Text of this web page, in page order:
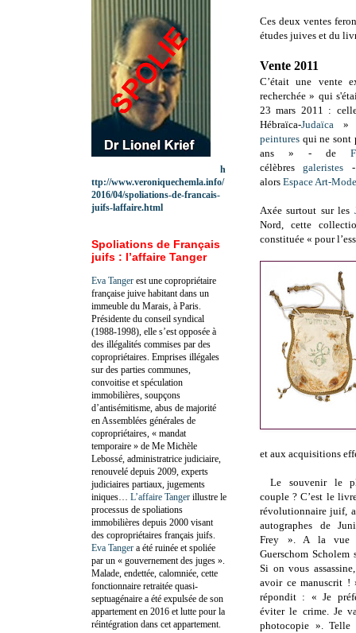
Ces deux ventes
études juives et du
Vente 2011
C’était une vente
recherchée » qui
23 mars 2011 :
Hébraïca-Judaïca »
peintures qui ne sont
ans » - de
célèbresgaleristes
alors Espace Art-Mode
Axée surtout sur les
Nord, cette
constituée « pour
et aux acquisitions
Le souvenir le
couple ? C’est le
révolutionnaire juif,
autographes de
Frey ». A la vue
Guerschom Scholem
Si on vous
avoir ce manuscrit
répondit : « Je
éviter le crime. Je
photocopie ». Telle
h
ttp://www.veroniquechemla.info/
2016/04/spoliations-de-francais-
juifs-laffaire.html
Spoliations de Français
juifs : l’affaire Tanger
Eva Tanger est une copropriétaire
française juive habitant dans un
immeuble du Marais, à Paris.
Présidente du conseil syndical
(1988-1998), elle s’est opposée à
des illégalités commises par des
copropriétaires. Emprises illégales
sur des parties communes,
convoitise et spéculation
immobilières, soupçons
d’antisémitisme, abus de majorité
en Assemblées générales de
copropriétaires, « mandat
temporaire » de Me Michèle
Lebossé, administratrice judiciaire,
renouvelé depuis 2009, experts
judiciaires partiaux, jugements
iniques… L’affaire Tanger illustre le
processus de spoliations
immobilières depuis 2000 visant
des copropriétaires français juifs.
Eva Tanger a été ruinée et spoliée
par un « gouvernement des juges ».
Malade, endettée, calomniée, cette
fonctionnaire retraitée quasi-
septuagénaire a été expulsée de son
appartement en 2016 et lutte pour la
réintégration dans cet appartement.